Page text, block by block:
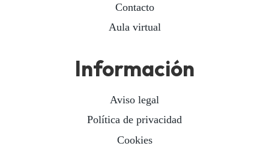
Contacto
Aula virtual
Información
Aviso legal
Política de privacidad
Cookies